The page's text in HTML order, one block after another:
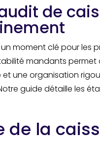
de
moment clé pour les
mandants permet
une organisation
guide détaille les
de la